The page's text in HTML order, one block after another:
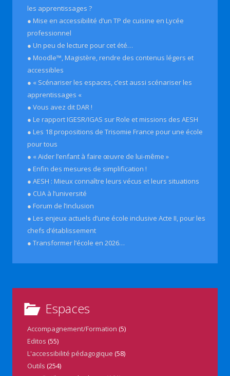
les apprentissages ?
● Mise en accessibilité d’un TP de cuisine en Lycée
professionnel
● Un peu de lecture pour cet été…
● Moodle™, Magistère, rendre des contenus légers et
accessibles
● « Scénariser les espaces, c’est aussi scénariser les
apprentissages «
● Vous avez dit DAR !
● Le rapport IGESR/IGAS sur Role et missions des AESH
● Les 18 propositions de Trisomie France pour une école
pour tous
● « Aider l’enfant à faire œuvre de lui-même »
● Enfin des mesures de simplification !
● AESH : Mieux connaître leurs vécus et leurs situations
● CUA à l’université
● Forum de l’inclusion
● Les enjeux actuels d’une école inclusive Acte II, pour les
chefs d’établissement
● Transformer l’école en 2026…
Espaces
Accompagnement/Formation (5)
Editos (55)
L'accessibilité pédagogique (58)
Outils (254)